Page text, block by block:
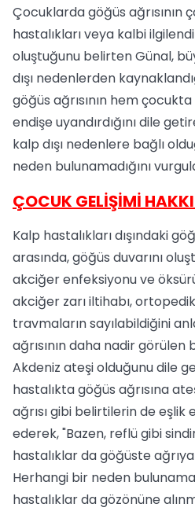
Çocuklarda göğüs ağrısının
hastalıkları veya kalbi
oluştuğunu belirten Günal,
dışı nedenlerden
göğüs ağrısının hem
endişe uyandırdığını dile
kalp dışı nedenlere bağlı
neden bulunamadığını
ÇOCUK GELİŞİMİ
Kalp hastalıkları dışındaki
arasında, göğüs duvarını
akciğer enfeksiyonu ve
akciğer zarı iltihabı,
travmaların sayılabildiğini
ağrısının daha nadir
Akdeniz ateşi olduğunu dile
hastalıkta göğüs ağrısına
ağrısı gibi belirtilerin de eşlik
ederek, "Bazen, reflü gibi
hastalıklar da göğüste
Herhangi bir neden
hastalıklar da gözönüne